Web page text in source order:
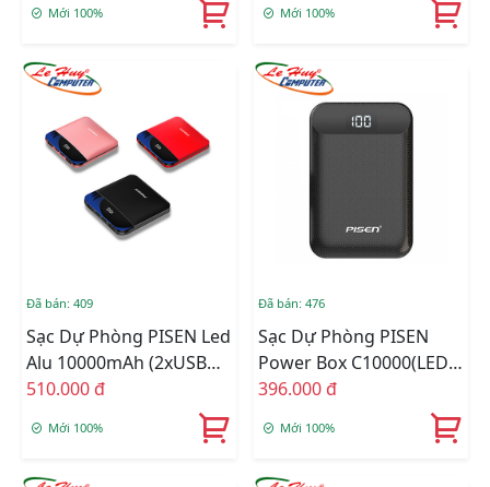
Mới 100%
Lightning, LED) TP-
Mới 100%
Đã bán: 409
Sạc Dự Phòng PISEN Led
Alu 10000mAh (2xUSB
FlashShip 2A, Type-
C/Micro/Lightning, LED)
BL-D42LS
510.000 đ
Mới 100%
Đã bán: 476
Sạc Dự Phòng PISEN
Power Box C10000(LED)
TP-D01CJ
396.000 đ
Mới 100%